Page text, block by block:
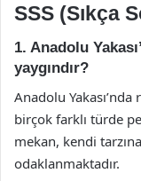
SSS (Sıkça
1. Anadolu
yaygındır?
Anadolu
birçok farklı türde
mekan, kendi
odaklanmaktadır.